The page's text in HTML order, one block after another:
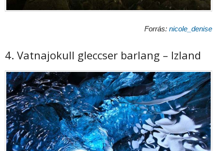
Forrás: nicole_denise
4. Vatnajokull gleccser barlang – Izland